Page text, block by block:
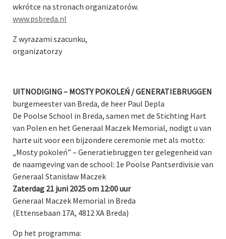
wkrótce na stronach organizatorów.
www.psbreda.nl
Z wyrazami szacunku,
organizatorzy
UITNODIGING – MOSTY POKOLEŃ / GENERATIEBRUGGEN
burgemeester van Breda, de heer Paul Depla
De Poolse School in Breda, samen met de Stichting Hart
van Polen en het Generaal Maczek Memorial, nodigt u van
harte uit voor een bijzondere ceremonie met als motto:
„Mosty pokoleń” – Generatiebruggen ter gelegenheid van
de naamgeving van de school: 1e Poolse Pantserdivisie van
Generaal Stanisław Maczek
Zaterdag 21 juni 2025 om 12:00 uur
Generaal Maczek Memorial in Breda
(Ettensebaan 17A, 4812 XA Breda)
Op het programma: